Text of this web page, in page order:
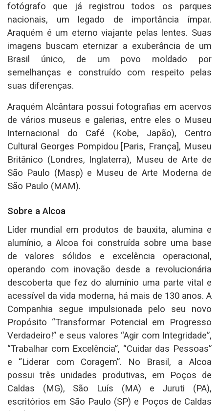
fotógrafo que já registrou todos os parques
nacionais, um legado de importância ímpar.
Araquém é um eterno viajante pelas lentes. Suas
imagens buscam eternizar a exuberância de um
Brasil único, de um povo moldado por
semelhanças e construído com respeito pelas
suas diferenças.
Araquém Alcântara possui fotografias em acervos
de vários museus e galerias, entre eles o Museu
Internacional do Café (Kobe, Japão), Centro
Cultural Georges Pompidou [Paris, França], Museu
Britânico (Londres, Inglaterra), Museu de Arte de
São Paulo (Masp) e Museu de Arte Moderna de
São Paulo (MAM).
Sobre a Alcoa
Líder mundial em produtos de bauxita, alumina e
alumínio, a Alcoa foi construída sobre uma base
de valores sólidos e excelência operacional,
operando com inovação desde a revolucionária
descoberta que fez do alumínio uma parte vital e
acessível da vida moderna, há mais de 130 anos. A
Companhia segue impulsionada pelo seu novo
Propósito “Transformar Potencial em Progresso
Verdadeiro!” e seus valores “Agir com Integridade”,
“Trabalhar com Excelência”, “Cuidar das Pessoas”
e “Liderar com Coragem”. No Brasil, a Alcoa
possui três unidades produtivas, em Poços de
Caldas (MG), São Luís (MA) e Juruti (PA),
escritórios em São Paulo (SP) e Poços de Caldas